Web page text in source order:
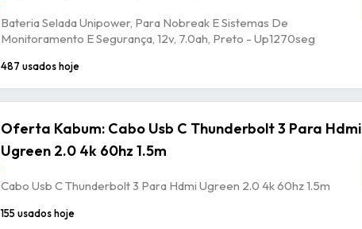
Bateria Selada Unipower, Para Nobreak E Sistemas De
Monitoramento E Segurança, 12v, 7.0ah, Preto - Up1270seg
487 usados hoje
Oferta Kabum: Cabo Usb C Thunderbolt 3 Para Hdmi
Ugreen 2.0 4k 60hz 1.5m
Cabo Usb C Thunderbolt 3 Para Hdmi Ugreen 2.0 4k 60hz 1.5m
155 usados hoje